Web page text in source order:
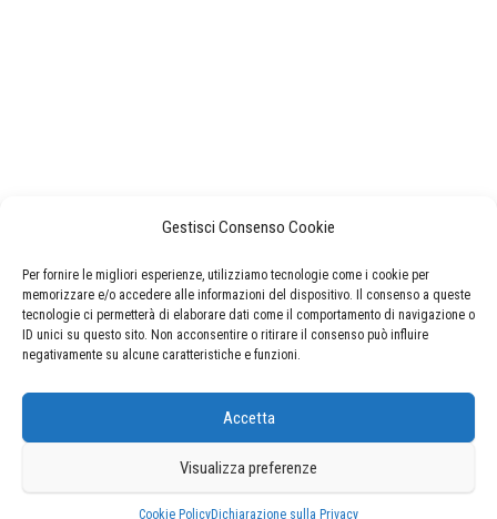
Gestisci Consenso Cookie
Per fornire le migliori esperienze, utilizziamo tecnologie come i cookie per
memorizzare e/o accedere alle informazioni del dispositivo. Il consenso a queste
tecnologie ci permetterà di elaborare dati come il comportamento di navigazione o
ID unici su questo sito. Non acconsentire o ritirare il consenso può influire
negativamente su alcune caratteristiche e funzioni.
Accetta
Visualizza preferenze
Cookie PolicyDichiarazione sulla Privacy
CERCA NEL SITO